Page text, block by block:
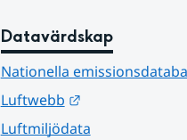
Datavärdskap
Nationella
Luftwebb
Länk till annan
Luftmiljödata